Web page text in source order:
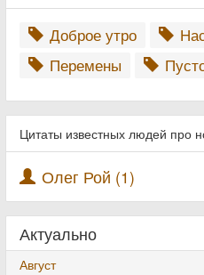
Доброе утро
Перемены
Цитаты известных людей про
Олег Рой (1)
Актуально
Август